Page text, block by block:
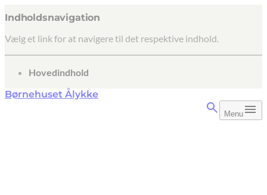
Indholdsnavigation
Vælg et link for at navigere til det respektive indhold.
gå til
Hovedindhold
Børnehuset Ålykke
Menu